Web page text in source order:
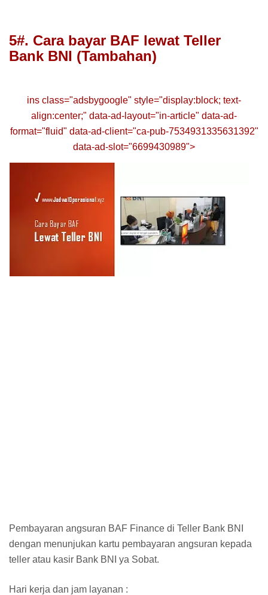
5#. Cara bayar BAF lewat Teller
Bank BNI (Tambahan)
ins class="adsbygoogle" style="display:block; text-
align:center;" data-ad-layout="in-article" data-ad-
format="fluid" data-ad-client="ca-pub-7534931335631392"
data-ad-slot="6699430989">
Pembayaran angsuran BAF Finance di Teller Bank BNI
dengan menunjukan kartu pembayaran angsuran kepada
teller atau kasir Bank BNI ya Sobat.
Hari kerja dan jam layanan :